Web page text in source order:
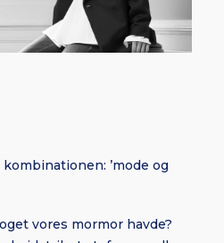
’mode og
vores mormor havde?